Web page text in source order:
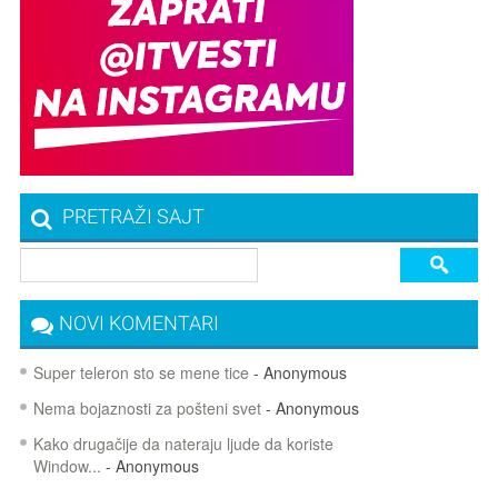
PRETRAŽI SAJT
NOVI KOMENTARI
Super teleron sto se mene tice - Anonymous
Nema bojaznosti za pošteni svet- Anonymous
Kako drugačije da nateraju ljude da koriste
Window... - Anonymous